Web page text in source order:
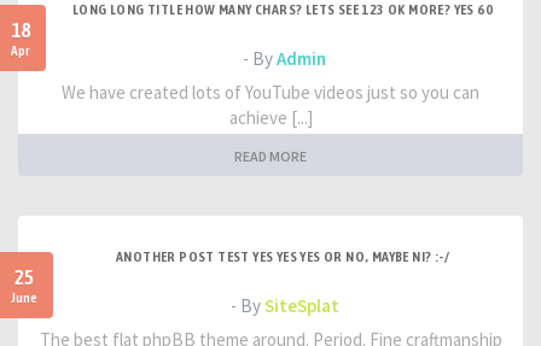
18
Apr
LONG LONG TITLE HOW MANY CHARS? LETS SEE 123 OK MORE? YES 60
- ByAdmin
We have created lots of YouTube videos just so you can
achieve [...]
READ MORE
25
June
ANOTHER POST TEST YES YES YES OR NO, MAYBE NI? :-/
- BySiteSplat
The best flat phpBB theme around. Period. Fine craftmanship